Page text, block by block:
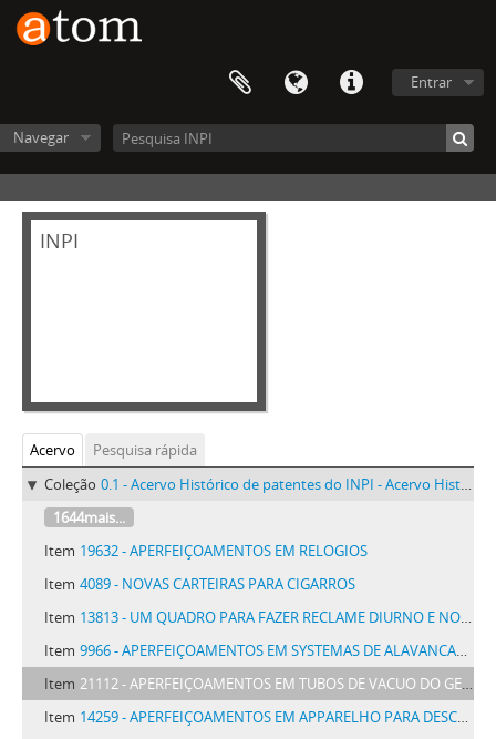
Entrar
Navegar
INPI
Acervo
Pesquisa rápida
Coleção 0.1 - Acervo Histórico de patentes do INPI - Acervo Histórico de patentes do INPI
1644mais...
Item 19632 - APERFEIÇOAMENTOS EM RELOGIOS
Item 4089 - NOVAS CARTEIRAS PARA CIGARROS
Item 13813 - UM QUADRO PARA FAZER RECLAME DIURNO E NOTURNO APROVEITANDO LUZ NATURAL E ARTIFICIAL DENOMINADO PAP
Item 9966 - APERFEIÇOAMENTOS EM SYSTEMAS DE ALAVANCAS DE FREIO DE VEHICULOS DE VIAS FERREAS E DE OUTROS VEHICULOS
Item 21112 - APERFEIÇOAMENTOS EM TUBOS DE VACUO DO GENERO AUDION
Item 14259 - APERFEIÇOAMENTOS EM APPARELHO PARA DESCARGA DE ELECTRONOS